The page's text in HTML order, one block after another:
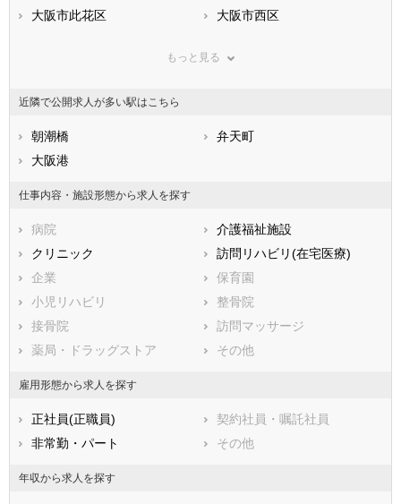
兵庫県
和歌山県
山口県
福岡県
佐賀県
熊本県
鹿児島県
大阪市此花区
大阪市西区
大阪市浪速区
大阪市東成区
大阪市旭区
大阪市城東区
大阪市阿倍野区
大阪市住之江区
大阪市平野区
大阪市北区
大阪市中央区
堺市すべて
堺市堺区
堺市中区
堺市東区
堺市西区
堺市南区
堺市北区
堺市美原区
岸和田市
豊中市
池田市
吹田市
泉大津市
もっと見る
近隣で公開求人が多い駅はこちら
朝潮橋
弁天町
大阪港
仕事内容・施設形態から求人を探す
病院
介護福祉施設
クリニック
訪問リハビリ(在宅医療)
企業
保育園
小児リハビリ
整骨院
接骨院
訪問マッサージ
薬局・ドラッグストア
その他
雇用形態から求人を探す
正社員(正職員)
契約社員・嘱託社員
非常勤・パート
その他
年収から求人を探す